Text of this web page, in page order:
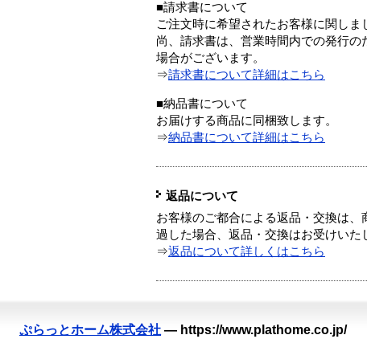
■請求書について
ご注文時に希望されたお客様に関しま
尚、請求書は、営業時間内での発行
場合がございます。
⇒請求書について詳細はこちら
■納品書について
お届けする商品に同梱致します。
⇒納品書について詳細はこちら
返品について
お客様のご都合による返品・交換は
過した場合、返品・交換はお受けいた
⇒返品について詳しくはこちら
ぷらっとホーム株式会社 — https://www.plathome.co.jp/